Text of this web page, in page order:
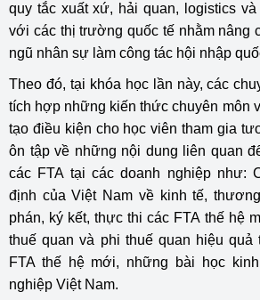
quy tắc xuất xứ, hải quan, logistics
với các thị trường quốc tế nhằm nâng
ngũ nhân sự làm công tác hội nhập
Theo đó, tại khóa học lần này, các
tích hợp những kiến thức chuyên môn
tạo điều kiện cho học viên tham gia
ôn tập về những nội dung liên quan
các FTA tại các doanh nghiệp như:
định của Việt Nam về kinh tế,
phán, ký kết, thực thi các FTA thế hệ
thuế quan và phi thuế quan hiệu quả
FTA thế hệ mới, những bài học
nghiệp Việt Nam.